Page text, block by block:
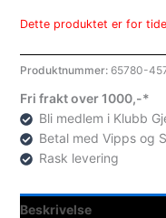
Dette produktet er for
Produktnummer: 65780-
Fri frakt over 1000,-*
Bli medlem i Klubb
Betal med Vipps og
Rask levering
Beskrivelse